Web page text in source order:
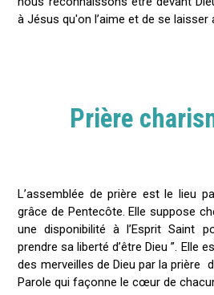
à Jésus qu'on l’aime et de se laisser
Prière
L’assemblée de prière est le lieu
grâce de Pentecôte. Elle suppose
une disponibilité à l’Esprit Saint
prendre sa liberté d’être Dieu ”. Elle
des merveilles de Dieu par la prière
Parole qui façonne le cœur de